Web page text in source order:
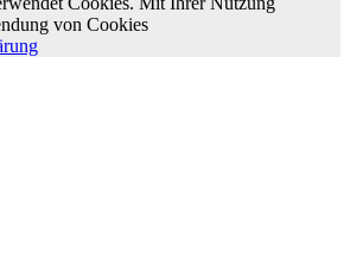
von Cookies